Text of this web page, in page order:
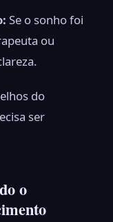
Se o sonho foi
ou
do
ser
o